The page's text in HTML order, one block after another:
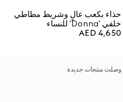
حذاء بكعب عالٍ وشريط مطاطي
خلفي 'Donna' للنساء
AED 4,650
وصلت منتجات جديدة